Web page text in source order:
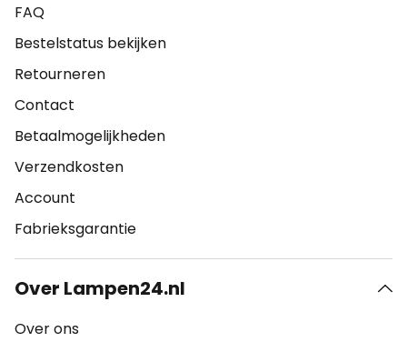
FAQ
Bestelstatus bekijken
Retourneren
Contact
Betaalmogelijkheden
Verzendkosten
Account
Fabrieksgarantie
Over Lampen24.nl
Over ons